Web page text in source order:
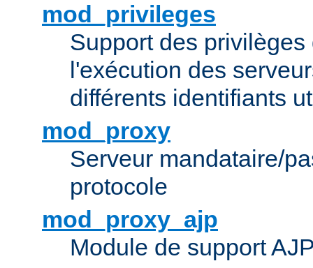
mod_privileges
Support des
l'exécution des
différents identifiants
mod_proxy
Serveur mandataire/
protocole
mod_proxy_ajp
Module de support